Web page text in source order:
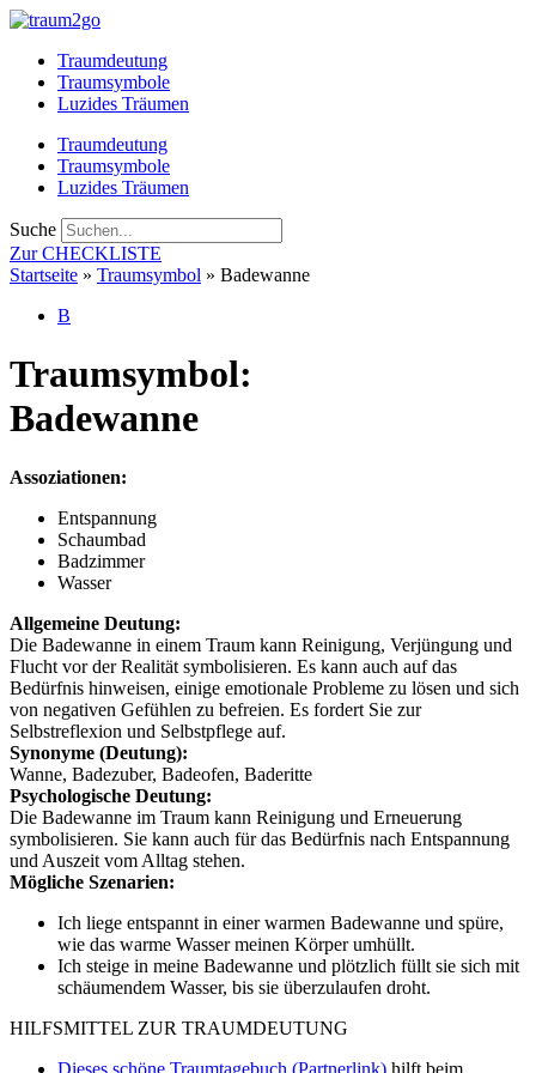
Zum
springenTraumdeutung
Traumsymbole
Luzides Träumen
Traumdeutung
Traumsymbole
Luzides Träumen
Suche
Zur CHECKLISTE
Startseite » Traumsymbol » Badewanne
B
Traumsymbol:
Badewanne
Assoziationen:
Entspannung
Schaumbad
Badzimmer
Wasser
Allgemeine Deutung:
Die Badewanne in einem Traum kann Reinigung, Verjüngung und
Flucht vor der Realität symbolisieren. Es kann auch auf das
Bedürfnis hinweisen, einige emotionale Probleme zu lösen und sich
von negativen Gefühlen zu befreien. Es fordert Sie zur
Selbstreflexion und Selbstpflege auf.
Synonyme (Deutung):
Wanne, Badezuber, Badeofen, Baderitte
Psychologische Deutung:
Die Badewanne im Traum kann Reinigung und Erneuerung
symbolisieren. Sie kann auch für das Bedürfnis nach Entspannung
und Auszeit vom Alltag stehen.
Mögliche Szenarien:
Ich liege entspannt in einer warmen Badewanne und spüre,
wie das warme Wasser meinen Körper umhüllt.
Ich steige in meine Badewanne und plötzlich füllt sie sich mit
schäumendem Wasser, bis sie überzulaufen droht.
HILFSMITTEL ZUR TRAUMDEUTUNG
Dieses schöne Traumtagebuch (Partnerlink) hilft beim